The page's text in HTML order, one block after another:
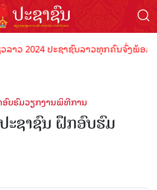
ວ 2024 ປະຊາຊົນລາວທຸກຄົນຈົ່ງພ້ອມ
ອົບຮົມວຽກງານພິທີການ
ະຊາຊົນ ຝຶກອົບຮົມ